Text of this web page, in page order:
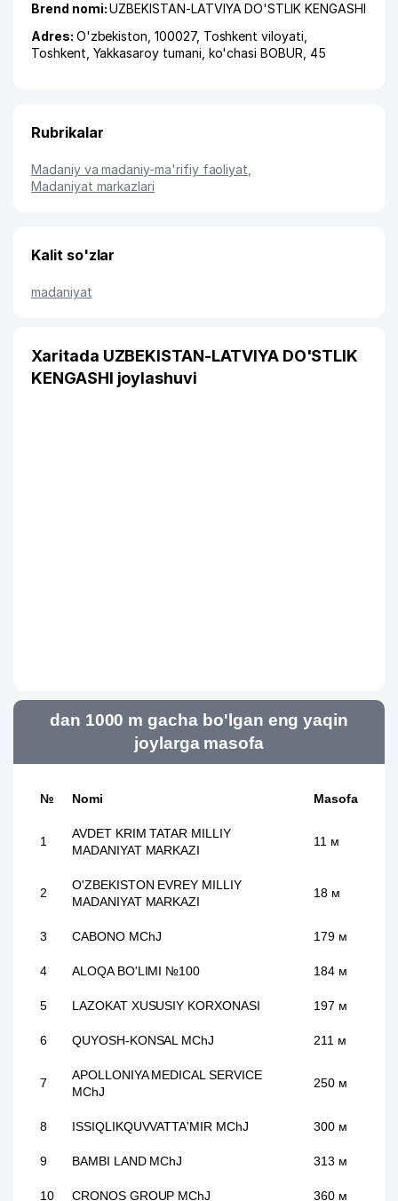
Brend nomi:UZBEKISTAN-LATVIYA DO'STLIK KENGASHI
Adres: O'zbekiston, 100027, Toshkent viloyati
Toshkent Yakkasaroy tumani ko'chasi BOBUR , 45
Rubrikalar
Madaniy va madaniy-ma'rifiy faoliyat
Madaniyat markazlari
Kalit so'zlar
madaniyat
Xaritada UZBEKISTAN-LATVIYA DO'STLIK
KENGASHI joylashuvi
dan 1000 m gacha bo'lgan eng yaqin
joylarga masofa
№ Nomi Masofa
1
AVDET KRIM TATAR MILLIY
MADANIYAT MARKAZI
11 м
2
O'ZBEKISTON EVREY MILLIY
MADANIYAT MARKAZI
18 м
3 CABONO MChJ 179 м
4 ALOQA BO'LIMI №100 184 м
5 LAZOKAT XUSUSIY KORXONASI 197 м
6 QUYOSH-KONSAL MChJ 211 м
7
APOLLONIYA MEDICAL SERVICE
MChJ
250 м
8 ISSIQLIKQUVVATTA'MIR MChJ 300 м
9 BAMBI LAND MChJ 313 м
10 CRONOS GROUP MChJ 360 м